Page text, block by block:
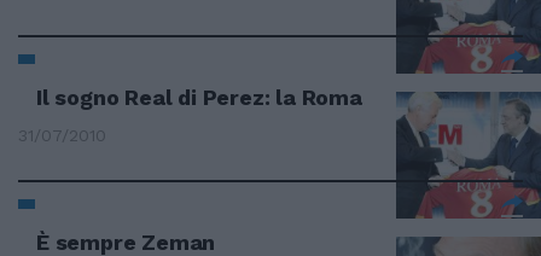
Il sogno Real di Perez: la Roma
31/07/2010
È sempre Zeman